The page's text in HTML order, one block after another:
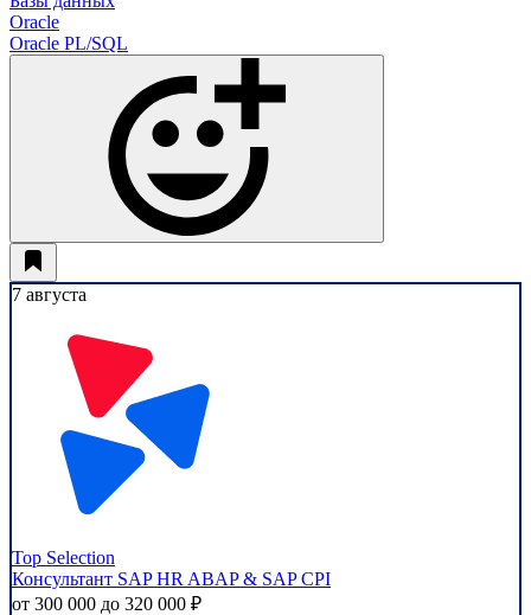
Oracle
Oracle PL/SQL
7 августа
Top Selection
Консультант SAP HR ABAP & SAP CPI
от 300 000 до 320 000 ₽